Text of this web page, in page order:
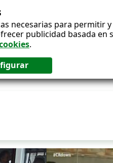
necesarias para
publicidad basada
.